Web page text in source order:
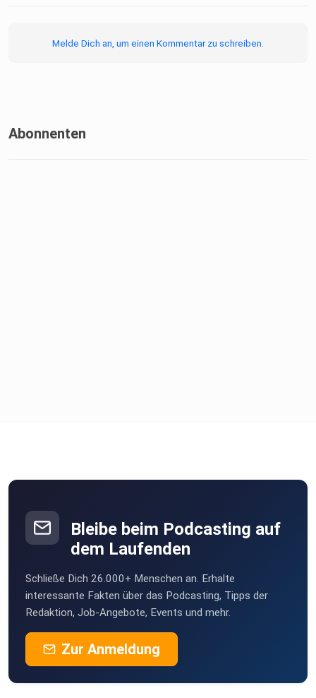
Melde Dich an, um einen Kommentar zu schreiben.
Abonnenten
Bleibe beim Podcasting auf
dem Laufenden
Schließe Dich 26.000+ Menschen an. Erhalte
interessante Fakten über das Podcasting, Tipps der
Redaktion, Job-Angebote, Events und mehr.
Zur Anmeldung